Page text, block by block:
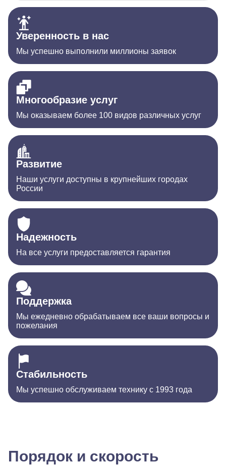
Уверенность в нас
Мы успешно выполнили миллионы заявок
Многообразие услуг
Мы оказываем более 100 видов различных услуг
Развитие
Наши услуги доступны в крупнейших городах
России
Надежность
На все услуги предоставляется гарантия
Поддержка
Мы ежедневно обрабатываем все ваши вопросы и
пожелания
Стабильность
Мы успешно обслуживаем технику с 1993 года
Порядок и скорость